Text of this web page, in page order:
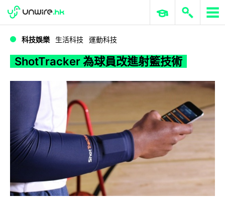
ShotTracker 為球員改進射籃技術
WWDC 2026 ERP 與商業 AI
科技娛樂 生活科技 運動科技
ShotTracker 為球員改進射籃技術